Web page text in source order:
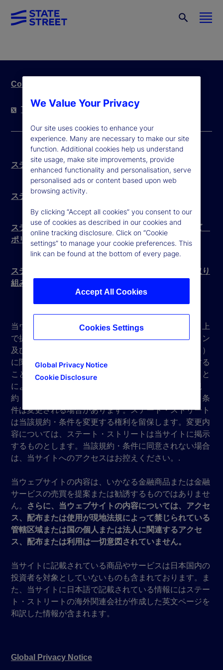
Contact Us
Twitter LinkedIn YouTube
ステート・ストリート信託銀行 ポリシー
ステート・ストリート銀行東京支店 ポリシー
ステート・ストリート・グローバル・アドバイザーズ
ポリシー
ステート・ストリートの資産運用ビジネス拡大への取り
組み
当ウェブサイト（以下、「当サイト」）は、当サイト上
で提供されるステート・ストリート・コーポレーション
及びその関連会社（以下、「ステート・ストリート」）
に関する情報を閲覧するためにユーザー自身が使用する
ことを意図するものです。当サイトにアクセスすること
によって、お客様は当サイトに記載されている利用規
約・条件に同意したものとみなされます。当該規約・条
件は変更される場合があります。ステート・ストリート
は当該規約・条件を変更する権利を留保します。変更内
容については、ステート・ストリートは当サイトに掲示
するものとします。当該規約・条件に同意されない場合
は、当サイトへのアクセスはお控えください。.
当ウェブサイトの内容は、いかなる金融商品または金融
サービスの売買を提案または勧誘するものではありませ
ん。
さらに、当ウェブサイトの内容については、アクセ
ス、配布または使用が現地法規によって禁じられている
管轄区域または国の個人または法人に関連するアクセ
ス、配布または利用は一切意図されていません。
当サイトに記載されている商品やサービスは日本国内の
投資者を対象としていないものも含まれております。ま
た、当サイトに日本語で記載されている情報にはステー
ト・ストリートの海外関連会社が作成した英文ページを
和訳した情報が含まれます。
Global Privacy Notice
We Value Your Privacy
Our site uses cookies to enhance your
experience. Many are necessary to make our site
function. Additional cookies help us understand
site usage, make site improvements, provide
enhanced functionality and personalisation, serve
personalised ads or content based upon web
browsing activity.
By clicking “Accept all cookies” you consent to our
use of cookies as described in our cookies and
online tracking disclosure. Click on “Cookie
settings” to manage your cookie preferences. This
link can be found at the bottom of every page.
Global Privacy Notice
Cookie Disclosure
Accept All Cookies
Cookies Settings